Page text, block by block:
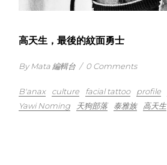
高天生，最後的紋面勇士
By Mata 編輯台 / 0 Comments
B'anax culture facial tattoo profile
Yawi Noming
天狗部落 泰雅族 高天生